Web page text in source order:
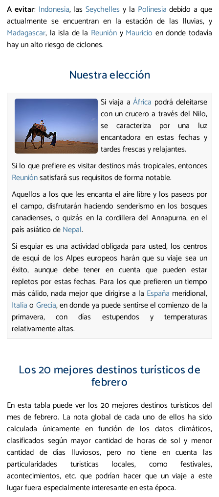
A evitar: Indonesia, lasSeychelles y la Polinesia debido a que
actualmente se encuentran en la estación de las lluvias, y
Madagascar, la isla de la Reunión y Mauricio en donde todavía
hay un alto riesgo de ciclones.
Nuestra elección
Si viaja aÁfrica podrá deleitarse
con un crucero a través del Nilo,
se caracteriza por una luz
encantadora en estas fechas y
tardes frescas y relajantes.
Si lo que prefiere es visitar destinos más tropicales, entonces
Reuniónsatisfará sus requisitos de forma notable.
Aquellos a los que les encanta el aire libre y los paseos por
el campo, disfrutarán haciendo senderismo en los bosques
canadienses, o quizás en la cordillera del Annapurna, en el
país asiático deNepal.
Si esquiar es una actividad obligada para usted, los centros
de esquí de los Alpes europeos harán que su viaje sea un
éxito, aunque debe tener en cuenta que pueden estar
repletos por estas fechas. Para los que prefieren un tiempo
más cálido, nada mejor que dirigirse a la España meridional,
Italiao Grecia, en donde ya puede sentirse el comienzo de la
primavera, con días estupendos y temperaturas
relativamente altas.
Los 20 mejores destinos turísticos de
febrero
En esta tabla puede ver los 20 mejores destinos turísticos del
mes de febrero. La nota global de cada uno de ellos ha sido
calculada únicamente en función de los datos climáticos,
clasificados según mayor cantidad de horas de sol y menor
cantidad de días lluviosos, pero no tiene en cuenta las
particularidades turísticas locales, como festivales,
acontecimientos, etc. que podrían hacer que un viaje a este
lugar fuera especialmente interesante en esta época.